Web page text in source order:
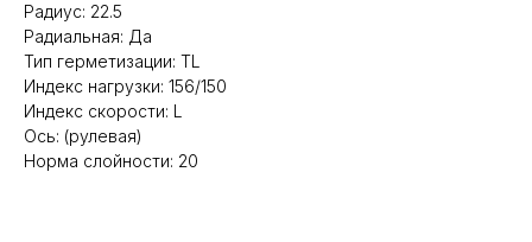
Радиус: 22.5
Радиальная: Да
Тип герметизации: TL
Индекс нагрузки: 156/150
Индекс скорости: L
Ось: (рулевая)
Норма слойности: 20
Контакты
Полезно знать
Оплата и доставка
ул. Октябрьская, д. 107А
Пн-Пт: с 8:30 до 17:30
Сб-Вс: с 8:30 до 16:00
+7 (937) 510-11-04
+7 (927) 979-00-19